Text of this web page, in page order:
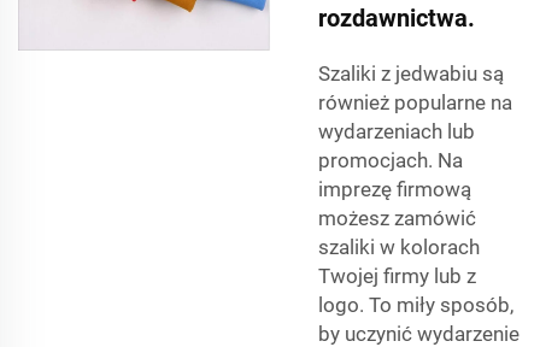
rozdawnictwa.
Szaliki z jedwabiu są
również popularne na
wydarzeniach lub
promocjach. Na
imprezę firmową
możesz zamówić
szaliki w kolorach
Twojej firmy lub z
logo. To miły sposób,
by uczynić wydarzenie